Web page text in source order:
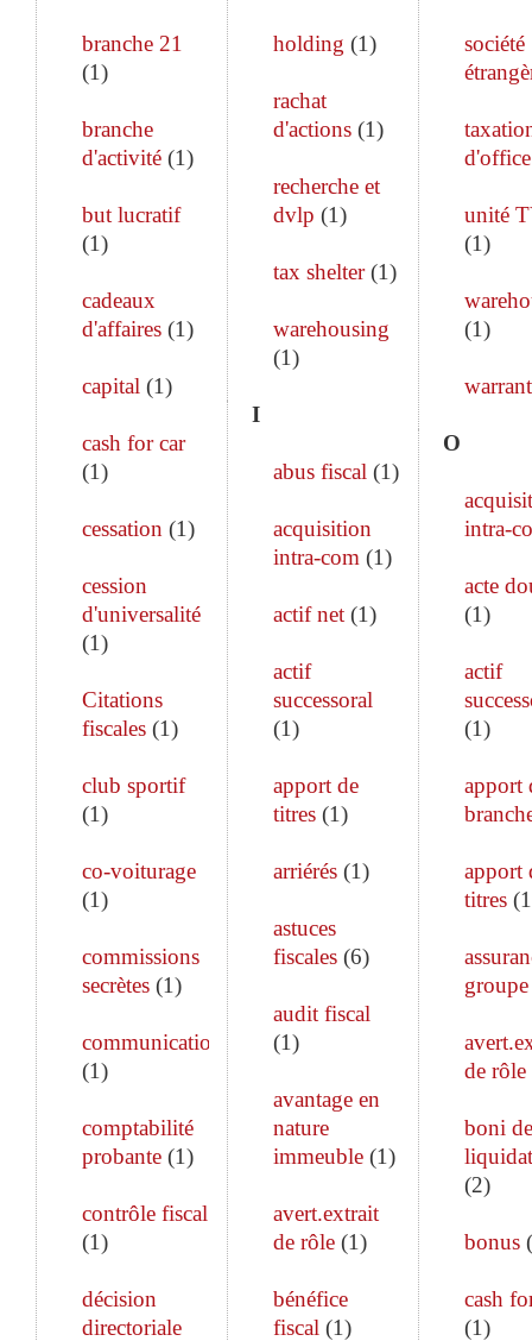
branche 21
(1)
branche
d'activité (1)
but lucratif
(1)
cadeaux
d'affaires (1)
capital (1)
cash for car
(1)
cessation (1)
cession
d'universalité
(1)
Citations
fiscales (1)
club sportif
(1)
co-voiturage
(1)
commissions
secrètes (1)
communication
(1)
comptabilité
probante (1)
contrôle fiscal
(1)
décision
directoriale
holding (1)
rachat
d'actions(1)
recherche et
dvlp (1)
tax shelter(1)
warehousing
(1)
I
abus fiscal (1)
acquisition
intra-com (1)
actif net(1)
actif
successoral
(1)
apport de
titres(1)
arriérés(1)
astuces
fiscales(6)
audit fiscal
(1)
avantage en
nature
immeuble(1)
avert.extrait
de rôle(1)
bénéfice
fiscal (1)
société
d'office
unité
(1)
(1)
warrant
O
intra-
acte
(1)
actif
(1)
apport
apport
titres(1
groupe
de rôle
boni de
(2)
bonus(
cash
(1)